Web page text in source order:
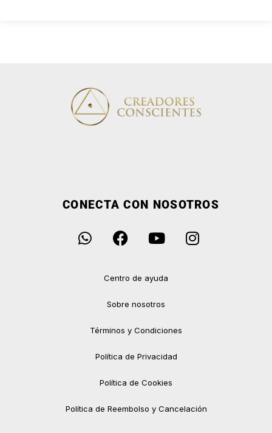
CONECTA CON NOSOTROS
Centro de ayuda
Sobre nosotros
Términos y Condiciones
Política de Privacidad
Política de Cookies
Política de Reembolso y Cancelación